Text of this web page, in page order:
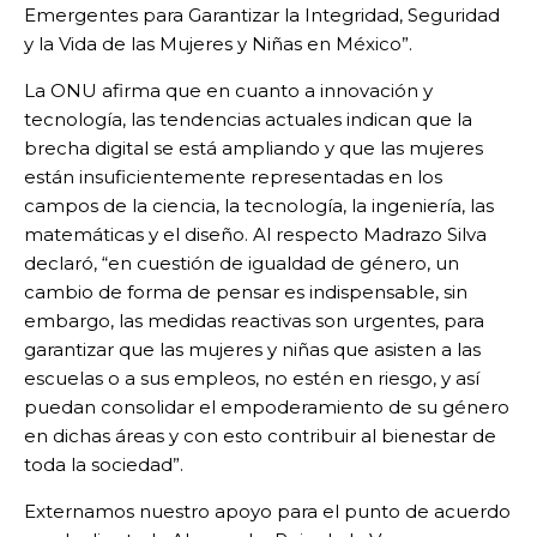
Emergentes para Garantizar la Integridad, Seguridad
y la Vida de las Mujeres y Niñas en México”.
La ONU afirma que en cuanto a innovación y
tecnología, las tendencias actuales indican que la
brecha digital se está ampliando y que las mujeres
están insuficientemente representadas en los
campos de la ciencia, la tecnología, la ingeniería, las
matemáticas y el diseño. Al respecto Madrazo Silva
declaró, “en cuestión de igualdad de género, un
cambio de forma de pensar es indispensable, sin
embargo, las medidas reactivas son urgentes, para
garantizar que las mujeres y niñas que asisten a las
escuelas o a sus empleos, no estén en riesgo, y así
puedan consolidar el empoderamiento de su género
en dichas áreas y con esto contribuir al bienestar de
toda la sociedad”.
Externamos nuestro apoyo para el punto de acuerdo